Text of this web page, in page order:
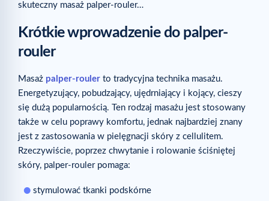
skuteczny masaż palper-rouler…
Krótkie wprowadzenie do palper-
rouler
Masaż palper-rouler to tradycyjna technika masażu.
Energetyzujący, pobudzający, ujędrniający i kojący, cieszy
się dużą popularnością. Ten rodzaj masażu jest stosowany
także w celu poprawy komfortu, jednak najbardziej znany
jest z zastosowania w pielęgnacji skóry z cellulitem.
Rzeczywiście, poprzez chwytanie i rolowanie ściśniętej
skóry, palper-rouler pomaga:
stymulować tkanki podskórne